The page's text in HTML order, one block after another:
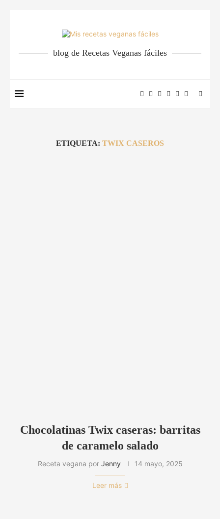
blog de Recetas Veganas fáciles
ETIQUETA: TWIX CASEROS
Chocolatinas Twix caseras: barritas
de caramelo salado
Receta vegana por Jenny 14 mayo, 2025
Leer más